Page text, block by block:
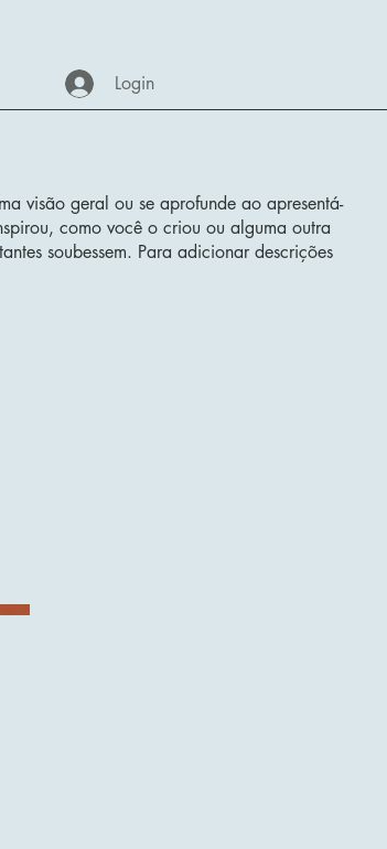
Login
visão geral ou se aprofunde ao apresentá-
como você o criou ou alguma outra
soubessem. Para adicionar descrições